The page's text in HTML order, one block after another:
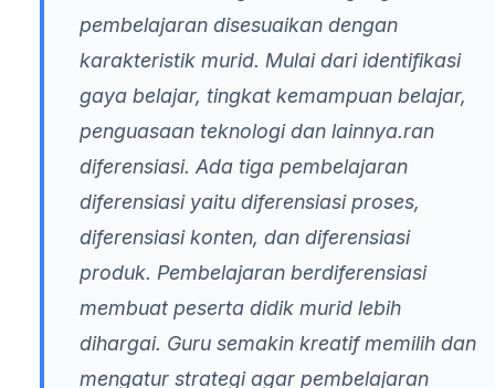
pembelajaran disesuaikan dengan
karakteristik murid. Mulai dari identifikasi
gaya belajar, tingkat kemampuan belajar,
penguasaan teknologi dan lainnya.ran
diferensiasi. Ada tiga pembelajaran
diferensiasi yaitu diferensiasi proses,
diferensiasi konten, dan diferensiasi
produk. Pembelajaran berdiferensiasi
membuat peserta didik murid lebih
dihargai. Guru semakin kreatif memilih dan
mengatur strategi agar pembelajaran